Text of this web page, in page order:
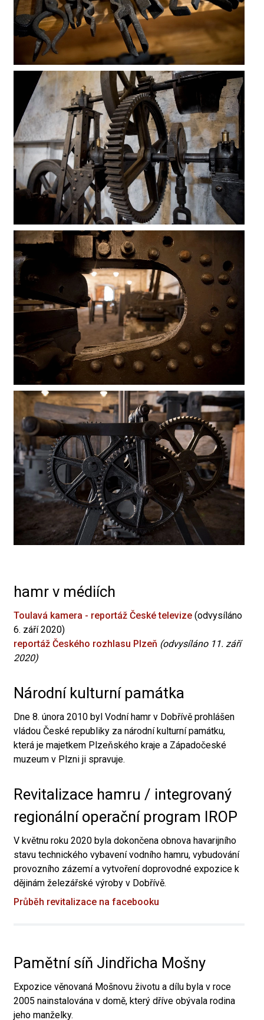
hamr v médiích
Toulavá kamera - reportáž České televize (odvysíláno
6. září 2020)
reportáž Českého rozhlasu Plzeň (odvysíláno 11. září
2020)
Národní kulturní památka
Dne 8. února 2010 byl Vodní hamr v Dobřívě prohlášen
vládou České republiky za národní kulturní památku,
která je majetkem Plzeňského kraje a Západočeské
muzeum v Plzni ji spravuje.
Revitalizace hamru / integrovaný
regionální operační program IROP
V květnu roku 2020 byla dokončena obnova havarijního
stavu technického vybavení vodního hamru, vybudování
provozního zázemí a vytvoření doprovodné expozice k
dějinám železářské výroby v Dobřívě.
Průběh revitalizace na facebooku
Pamětní síň Jindřicha Mošny
Expozice věnovaná Mošnovu životu a dílu byla v roce
2005 nainstalována v domě, který dříve obývala rodina
jeho manželky.